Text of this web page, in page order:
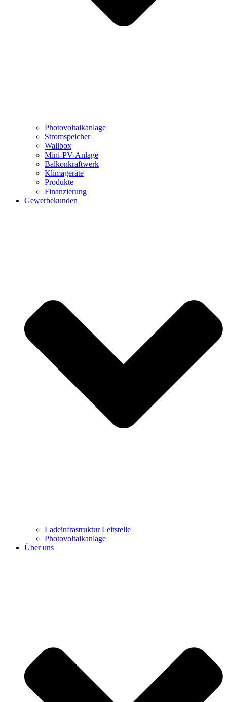
Photovoltaikanlage
Stromspeicher
Wallbox
Mini-PV-Anlage
Balkonkraftwerk
Klimageräte
Produkte
Finanzierung
Gewerbekunden
Ladeinfrastruktur Leitstelle
Photovoltaikanlage
Über uns